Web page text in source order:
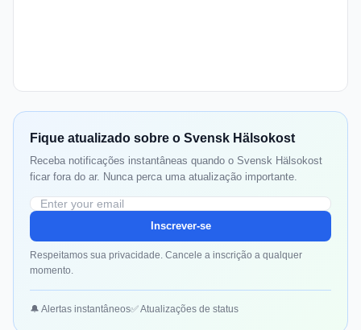
Fique atualizado sobre o Svensk Hälsokost
Receba notificações instantâneas quando o Svensk Hälsokost
ficar fora do ar. Nunca perca uma atualização importante.
Inscrever-se
Respeitamos sua privacidade. Cancele a inscrição a qualquer
momento.
🔔 Alertas instantâneos✅ Atualizações de status